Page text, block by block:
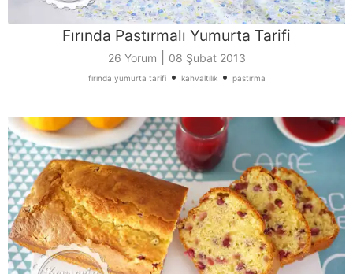
Fırında Pastırmalı Yumurta Tarifi
26 Yorum 08 Şubat 2013
fırında yumurta tarifi• kahvaltılık• pastırma